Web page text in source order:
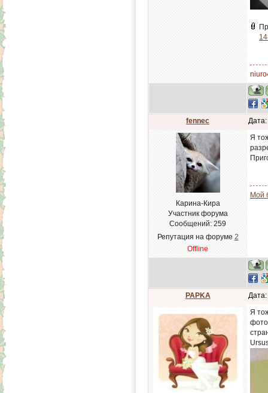
fennec
Карина-Кира
Участник форума
Сообщений: 259
Репутация на форуме 2
Offline
Я
Мой
PAPKA
Я